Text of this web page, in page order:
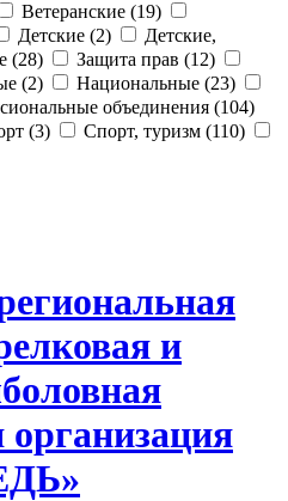
Ветеранские (19)
Детские (2)
Детские,
(28)
Защита прав (12)
(2)
Национальные (23)
объединения (104)
(3)
Спорт, туризм (110)
и
организация